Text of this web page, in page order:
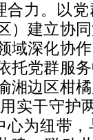
合力。以
）建立协
域深化协
托党群服
湘边区柑
实干守护
为纽带